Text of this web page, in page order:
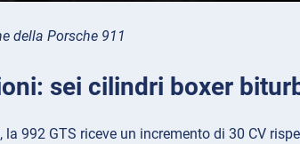
della Porsche 911
sei cilindri boxer
la 992 GTS riceve un incremento di 30 CV